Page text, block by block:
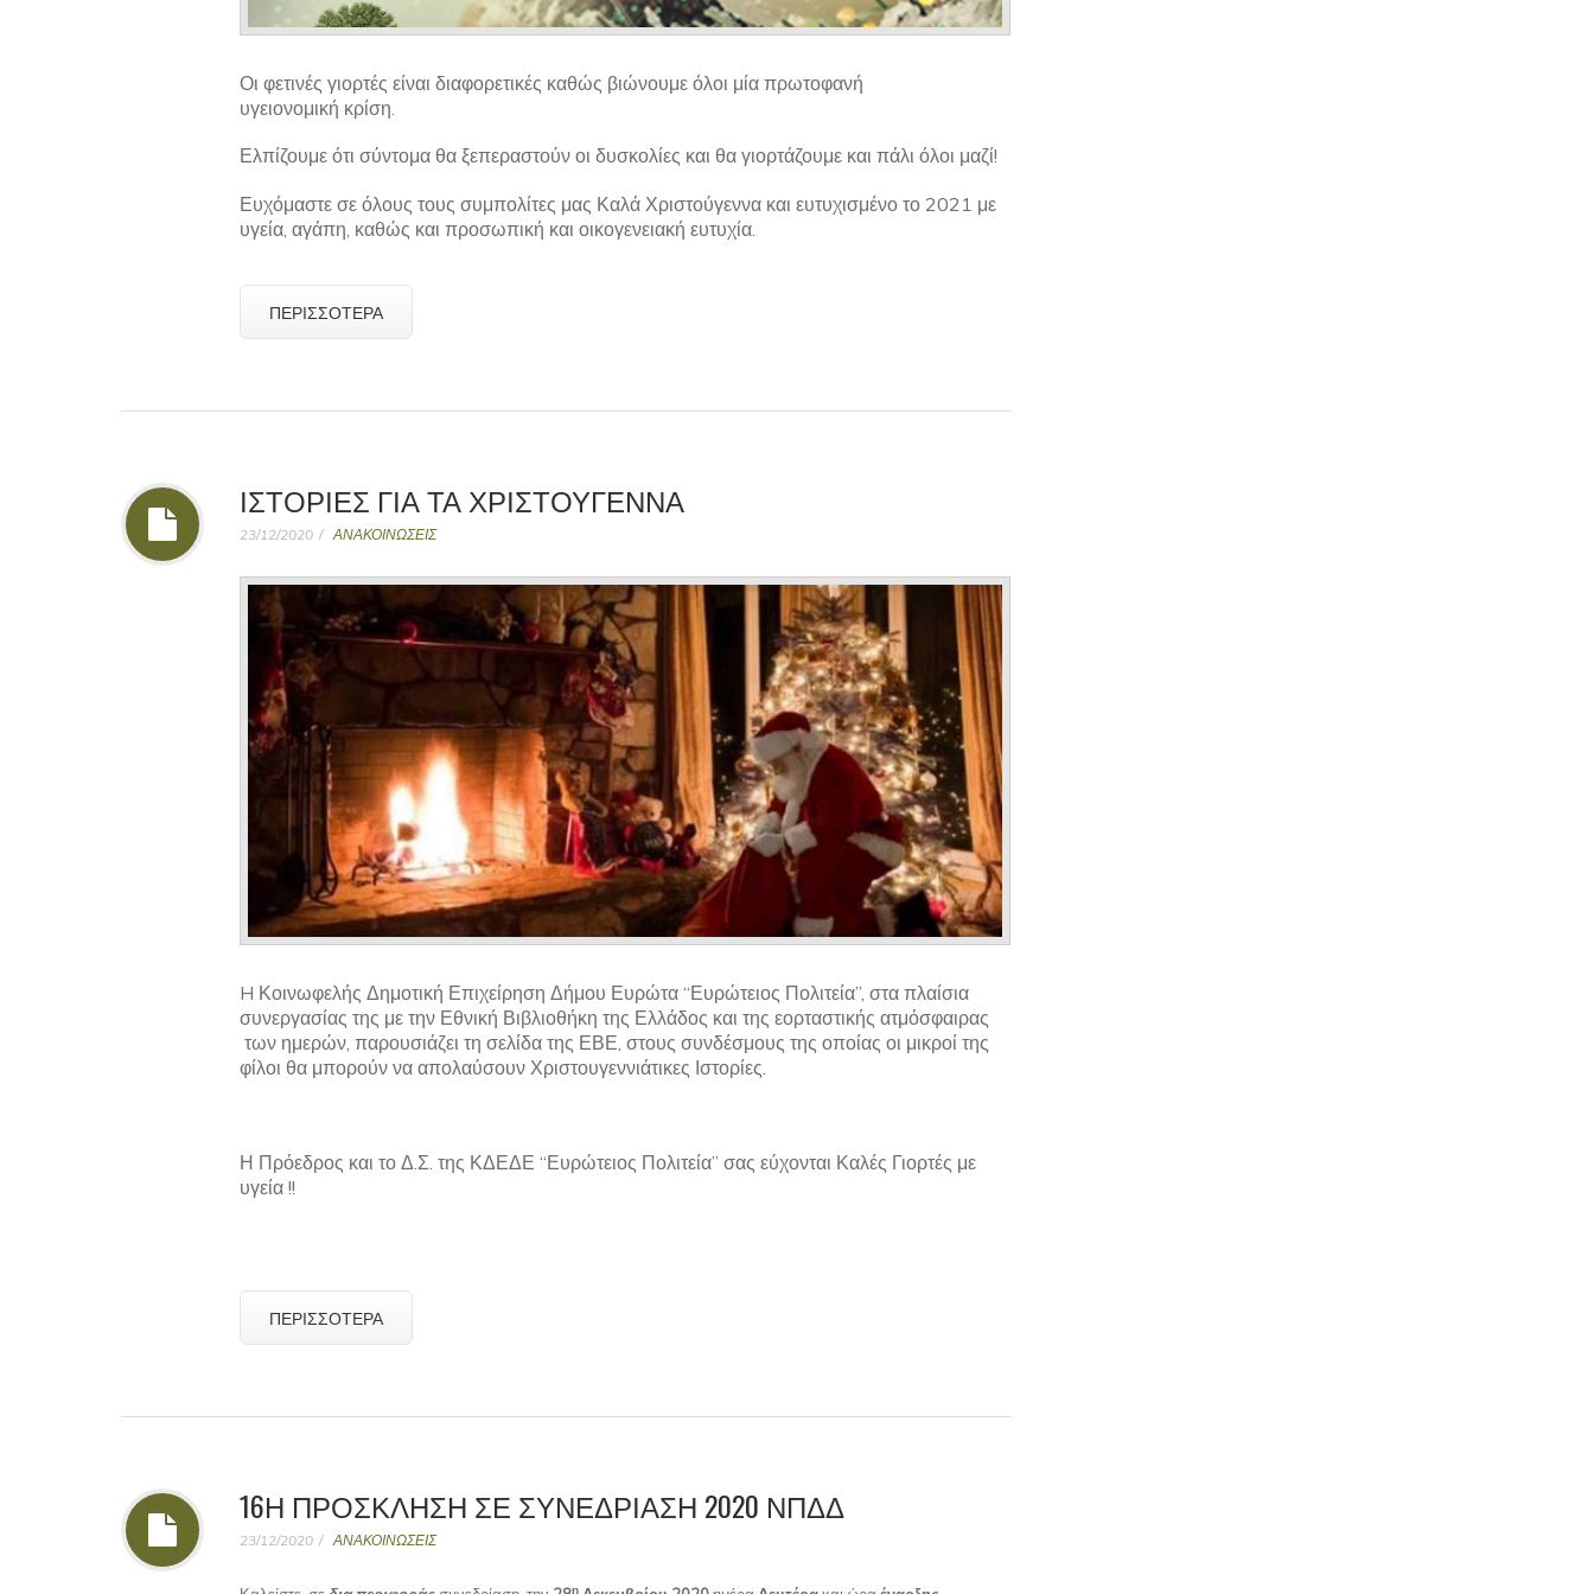
Οι φετινές γιορτές είναι διαφορετικές καθώς βιώνουμε όλοι μία πρωτοφανή
υγειονομική κρίση.
Ελπίζουμε ότι σύντομα θα ξεπεραστούν οι δυσκολίες και θα γιορτάζουμε και πάλι όλοι μαζί!
Ευχόμαστε σε όλους τους συμπολίτες μας Καλά Χριστούγεννα και ευτυχισμένο το 2021 με
υγεία, αγάπη, καθώς και προσωπική και οικογενειακή ευτυχία.
ΠΕΡΙΣΣΌΤΕΡΑ
ΙΣΤΟΡΙΕΣ ΓΙΑ ΤΑ ΧΡΙΣΤΟΥΓΕΝΝΑ
23/12/2020 ΑΝΑΚΟΙΝΩΣΕΙΣ
H Κοινωφελής Δημοτική Επιχείρηση Δήμου Ευρώτα “Ευρώτειος Πολιτεία”, στα πλαίσια
συνεργασίας της με την Εθνική Βιβλιοθήκη της Ελλάδος και της εορταστικής ατμόσφαιρας
των ημερών, παρουσιάζει τη σελίδα της ΕΒΕ, στους συνδέσμους της οποίας οι μικροί της
φίλοι θα μπορούν να απολαύσουν Χριστουγεννιάτικες Ιστορίες.
Η Πρόεδρος και το Δ.Σ. της ΚΔΕΔΕ “Ευρώτειος Πολιτεία” σας εύχονται Καλές Γιορτές με
υγεία !!
ΠΕΡΙΣΣΌΤΕΡΑ
16Η ΠΡΟΣΚΛΗΣΗ ΣΕ ΣΥΝΕΔΡΙΑΣΗ 2020 ΝΠΔΔ
23/12/2020 ΑΝΑΚΟΙΝΩΣΕΙΣ
η